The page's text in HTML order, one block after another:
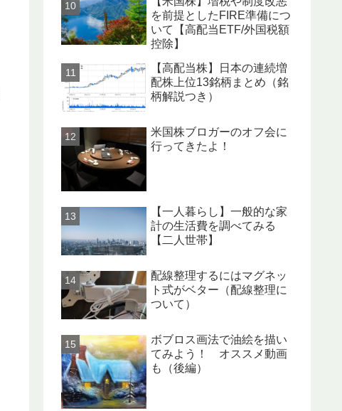
を前提としたFIRE準備につ
いて【高配当ETF/外国税額
控除】
【高配当株】日本の連続増
配株上位13銘柄まとめ（銘
柄解説つき）
米国株ブロガーのオフ会に
行ってきたよ！
【一人暮らし】一般的な家
計の生活費を調べてみる
【二人世帯】
配線整理するにはマグネッ
ト式がベター（配線整理に
ついて）
ボブロス画法で油絵を描い
てみよう！ オススメ動画
も（後編）